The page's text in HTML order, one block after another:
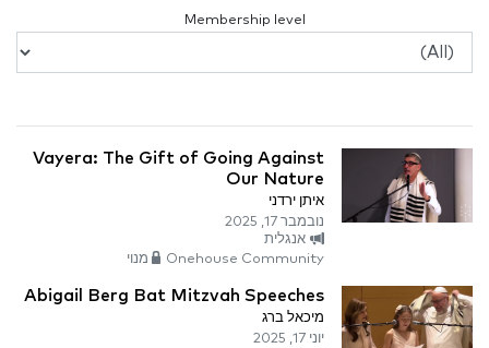
Membership level
Vayera: The Gift of Going Against
Our Nature
איתן ירדני
נובמבר 17, 2025
אנגלית
Onehouse Community מנוי
Abigail Berg Bat Mitzvah Speeches
מיכאל ברג
יוני 17, 2025